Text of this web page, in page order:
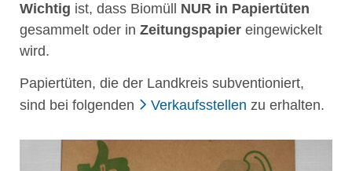
Wichtig ist, dass Biomüll NUR in Papiertüten
gesammelt oder in Zeitungspapier eingewickelt
wird.
Papiertüten, die der Landkreis subventioniert,
sind bei folgenden
Verkaufsstellen zu erhalten.